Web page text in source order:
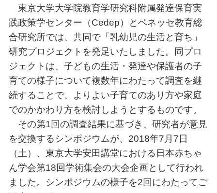
東京大学大学院教育学研究科附属発達保育実
践政策学センター（Cedep）とベネッセ教育総
合研究所では、共同で「乳幼児の生活と育ち」
研究プロジェクトを発足いたしました。同プロ
ジェクトは、子どもの生活・発達や保護者の子
育ての様子について複数年にわたって調査を継
続することで、よりよい子育てのあり方や家庭
でのかかわり方を検討しようとするものです。
その第1回の調査結果に基づき、研究者が意見
を交換するシンポジウムが、2018年7月7日
（土）、東京大学安田講堂における日本赤ちゃ
ん学会第18回学術集会の大会企画として行われ
ました。シンポジウムの様子を2回にわたってご